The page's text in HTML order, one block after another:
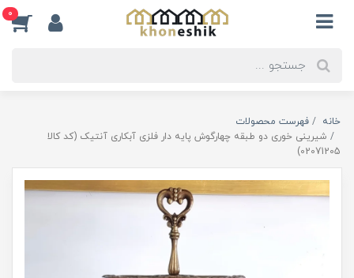
0
خانه
فهرست محصولات
شیرینی خوری دو طبقه چهارگوش پایه دار فلزی آبکاری آنتیک (کد کالا
02071205)